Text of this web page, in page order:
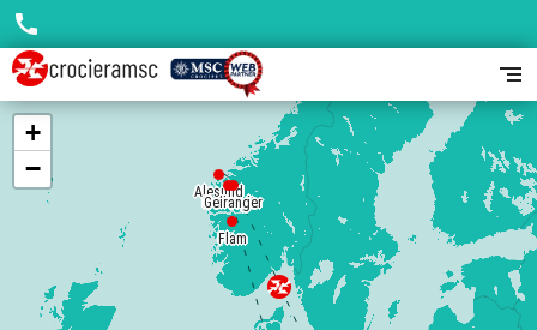
Hellesylt
Geiranger
Alesund
Flam
+
−
call
segment